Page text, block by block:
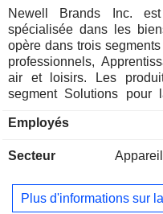
Newell Brands Inc.
spécialisée dans les
opère dans trois
professionnels,
air et loisirs. Les
segment Solutions pour
professionnel ; des
manutention ; des
aliments et de rangement
sous vide ; des
Employés
Secteur
Plus d'informations sur